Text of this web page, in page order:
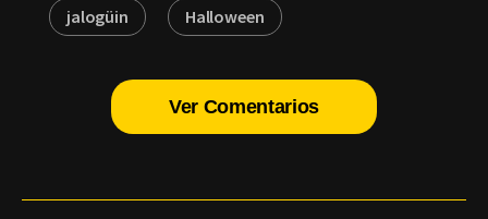
jalogüin Halloween
Ver Comentarios